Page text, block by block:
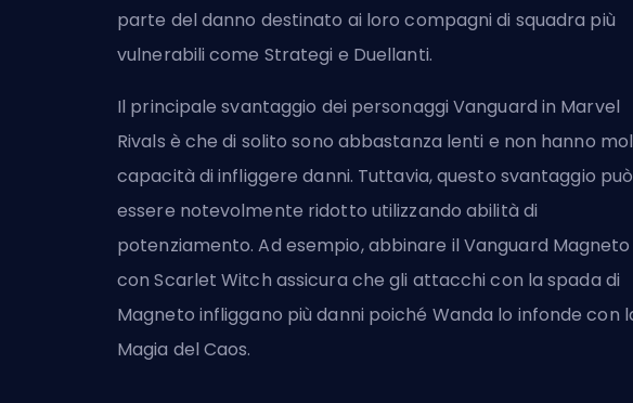
parte del danno destinato ai loro compagni di squadra più
vulnerabili come Strategi e Duellanti.
Il principale svantaggio dei personaggi Vanguard in Marvel
Rivals è che di solito sono abbastanza lenti e non hanno
capacità di infliggere danni. Tuttavia, questo svantaggio può
essere notevolmente ridotto utilizzando abilità di
potenziamento. Ad esempio, abbinare il Vanguard Magneto
con Scarlet Witch assicura che gli attacchi con la spada di
Magneto infliggano più danni poiché Wanda lo infonde con
Magia del Caos.